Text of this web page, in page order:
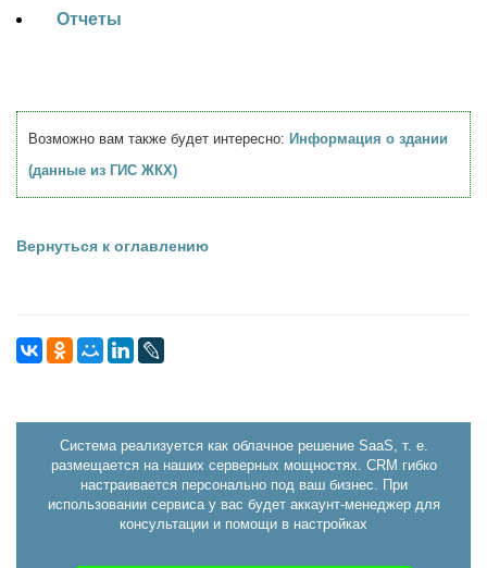
Отчеты
Возможно вам также будет интересно: Информация о здании
(данные из ГИС ЖКХ)
Вернуться к оглавлению
Система реализуется как облачное решение SaaS, т. е.
размещается на наших серверных мощностях. CRM гибко
настраивается персонально под ваш бизнес. При
использовании сервиса у вас будет аккаунт-менеджер для
консультации и помощи в настройках